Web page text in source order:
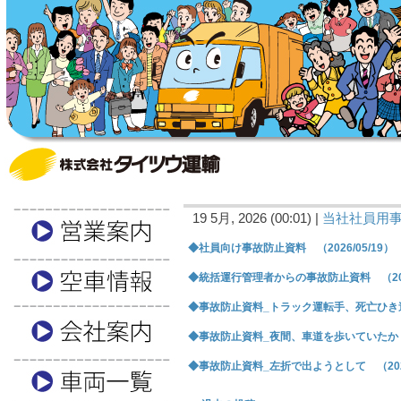
19 5月, 2026 (00:01) | 当社社員用
◆社員向け事故防止資料 （2026/05/19）
◆統括運行管理者からの事故防止資料 （
◆事故防止資料_トラック運転手、死亡ひ
◆事故防止資料_夜間、車道を歩いていた
◆事故防止資料_左折で出ようとして （